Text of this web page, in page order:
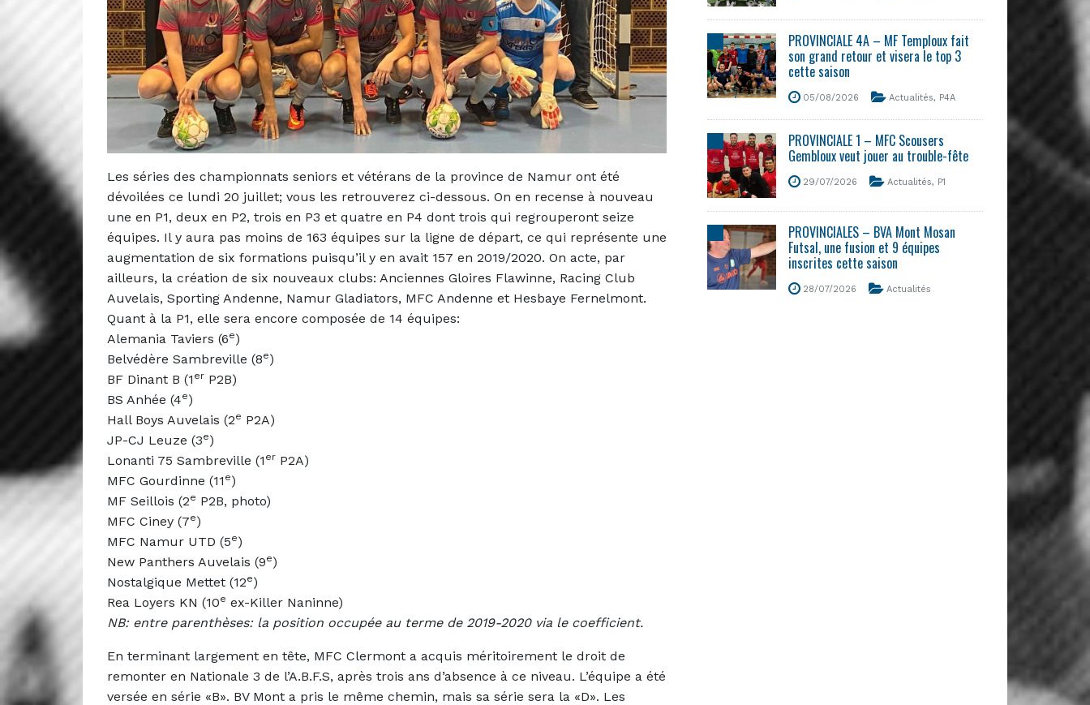
Les séries des championnats seniors et vétérans de la province de Namur ont été
dévoilées ce lundi 20 juillet; vous les retrouverez ci-dessous. On en recense à nouveau
une en P1, deux en P2, trois en P3 et quatre en P4 dont trois qui regrouperont seize
équipes. Il y aura pas moins de 163 équipes sur la ligne de départ, ce qui représente une
augmentation de six formations puisqu’il y en avait 157 en 2019/2020. On acte, par
ailleurs, la création de six nouveaux clubs: Anciennes Gloires Flawinne, Racing Club
Auvelais, Sporting Andenne, Namur Gladiators, MFC Andenne et Hesbaye Fernelmont.
Quant à la P1, elle sera encore composée de 14 équipes:
Alemania Taviers (6e)
Belvédère Sambreville (8e)
BF Dinant B (1 er P2B)
BS Anhée (4e)
Hall Boys Auvelais (2e P2A)
JP-CJ Leuze (3e)
Lonanti 75 Sambreville (1 er P2A)
MFC Gourdinne (11 e)
MF Seillois (2e P2B, photo)
MFC Ciney (7e)
MFC Namur UTD (5e)
New Panthers Auvelais (9e)
Nostalgique Mettet (12e)
Rea Loyers KN (10e ex-Killer Naninne)
NB: entre parenthèses: la position occupée au terme de 2019-2020 via le coefficient.
En terminant largement en tête, MFC Clermont a acquis méritoirement le droit de
remonter en Nationale 3 de l’A.B.F.S, après trois ans d’absence à ce niveau. L’équipe a été
versée en série «B». BV Mont a pris le même chemin, mais sa série sera la «D». Les
PROVINCIALE 4A – MF Temploux fait
son grand retour et visera le top 3
cette saison
05/08/2026 Actualités, P4A
PROVINCIALE 1 – MFC Scousers
Gembloux veut jouer au trouble-fête
29/07/2026 Actualités, P1
PROVINCIALES – BVA Mont Mosan
Futsal, une fusion et 9 équipes
inscrites cette saison
28/07/2026 Actualités